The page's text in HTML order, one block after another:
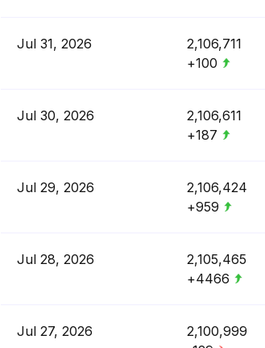
Jul 31, 2026
2,106,711
+100
Jul 30, 2026
2,106,611
+187
Jul 29, 2026
2,106,424
+959
Jul 28, 2026
2,105,465
+4466
Jul 27, 2026
2,100,999